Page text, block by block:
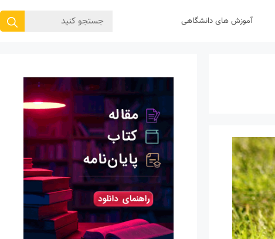
آموزش های دانشگاهی
جستجوی